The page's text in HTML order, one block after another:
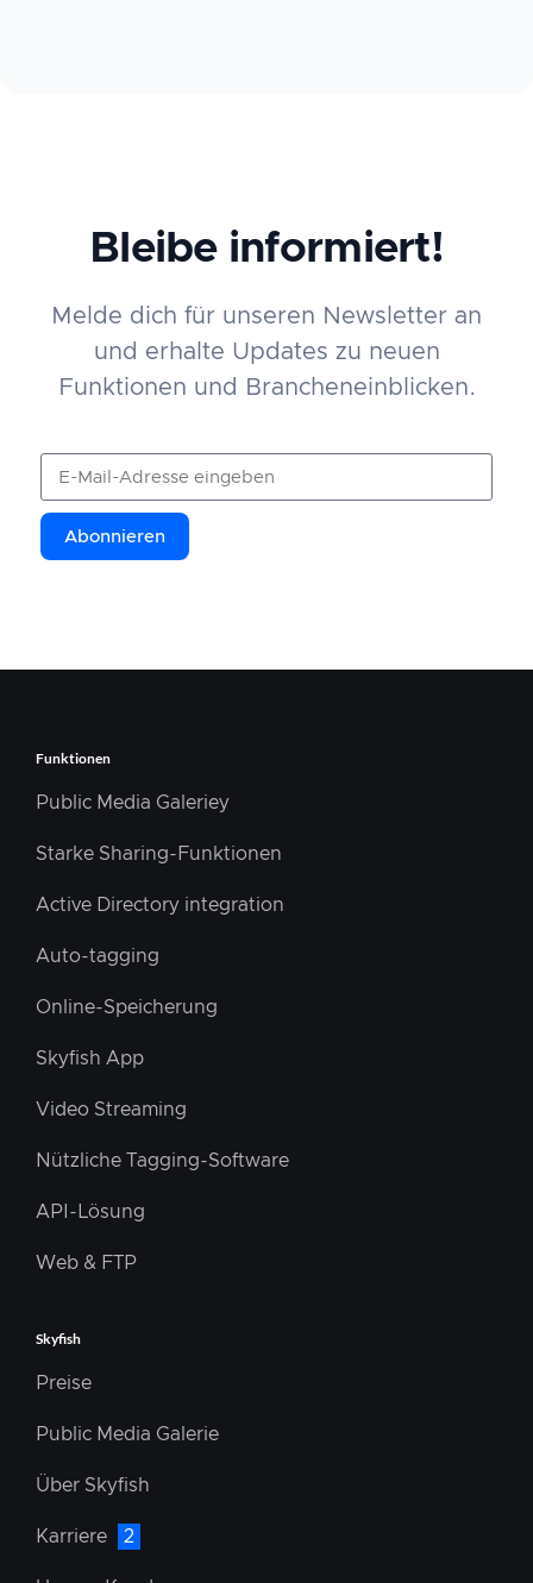
Bleibe informiert!
Melde dich für unseren Newsletter an
und erhalte Updates zu neuen
Funktionen und Brancheneinblicken.
Abonnieren
Funktionen
Public Media Galeriey
Starke Sharing-Funktionen
Active Directory integration
Auto-tagging
Online-Speicherung
Skyfish App
Video Streaming
Nützliche Tagging-Software
API-Lösung
Web & FTP
Skyfish
Preise
Public Media Galerie
Über Skyfish
Karriere 2